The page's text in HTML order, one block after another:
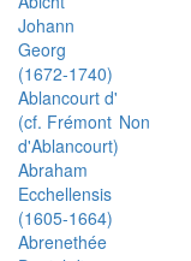
Johann
Georg
(1672-1740)
Ablancourt d'
(cf. Frémont
d'Ablancourt)
Non
Abraham
Ecchellensis
(1605-1664)
Abrenethée